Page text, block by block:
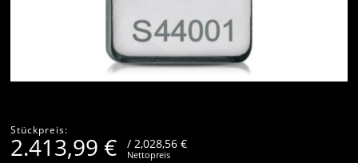
Stückpreis:
2.413,99 € / 2,028,56 €
Nettopreis